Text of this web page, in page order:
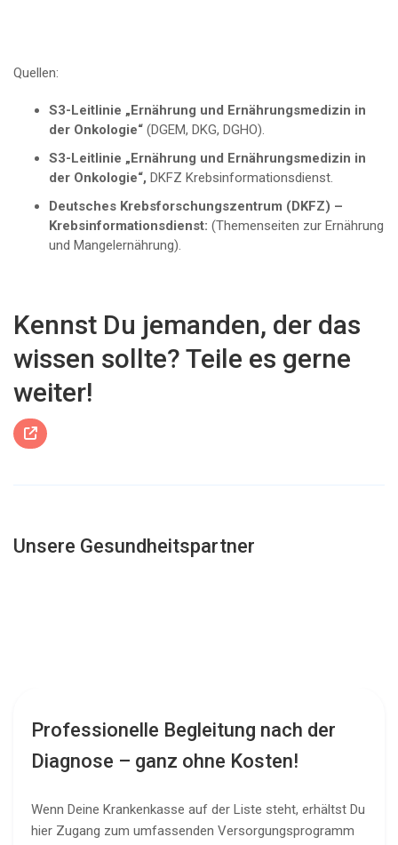
Quellen:
S3-Leitlinie „Ernährung und Ernährungsmedizin in
der Onkologie“ (DGEM, DKG, DGHO).
S3-Leitlinie „Ernährung und Ernährungsmedizin in
der Onkologie“, DKFZ Krebsinformationsdienst.
Deutsches Krebsforschungszentrum (DKFZ) –
Krebsinformationsdienst: (Themenseiten zur Ernährung
und Mangelernährung).
Kennst Du jemanden, der das
wissen sollte? Teile es gerne
weiter!

Unsere Gesundheitspartner
Professionelle Begleitung nach der
Diagnose – ganz ohne Kosten!
Wenn Deine Krankenkasse auf der Liste steht, erhältst Du
hier Zugang zum umfassenden Versorgungsprogramm